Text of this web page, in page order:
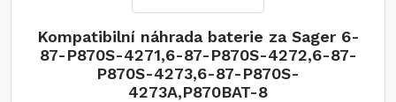
Kompatibilní náhrada baterie za Sager 6-
87-P870S-4271,6-87-P870S-4272,6-87-
P870S-4273,6-87-P870S-
4273A,P870BAT-8